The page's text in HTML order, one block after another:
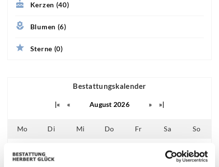
Kerzen (40)
Blumen (6)
Sterne (0)
Bestattungskalender
|« « August 2026 » »|
Mo Di Mi Do Fr Sa So
01 02